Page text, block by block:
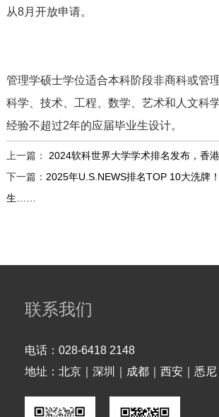
从8月开放申请。
管理学硕士学位适合本科阶段非商科或管
科学、技术、工程、数学、艺术和人文科
经验不超过2年的应届毕业生设计。
上一篇：
2024软科世界大学学术排名发布，香
下一篇： 2025年U.S.NEWS排名TOP 10大洗牌
生……
联系我们
电话： 028-6418 2148
地址： 北京｜深圳｜成都｜西安｜悉尼